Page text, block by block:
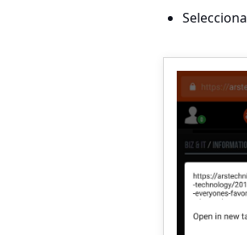
Selecciona